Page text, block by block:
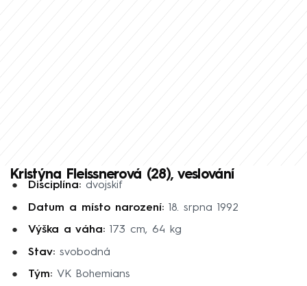
Kristýna Fleissnerová (28), veslování
Disciplína:dvojskif
Datum a místo narození: 18. srpna 1992
Výška a váha:173 cm, 64 kg
Stav:svobodná
Tým: VK Bohemians